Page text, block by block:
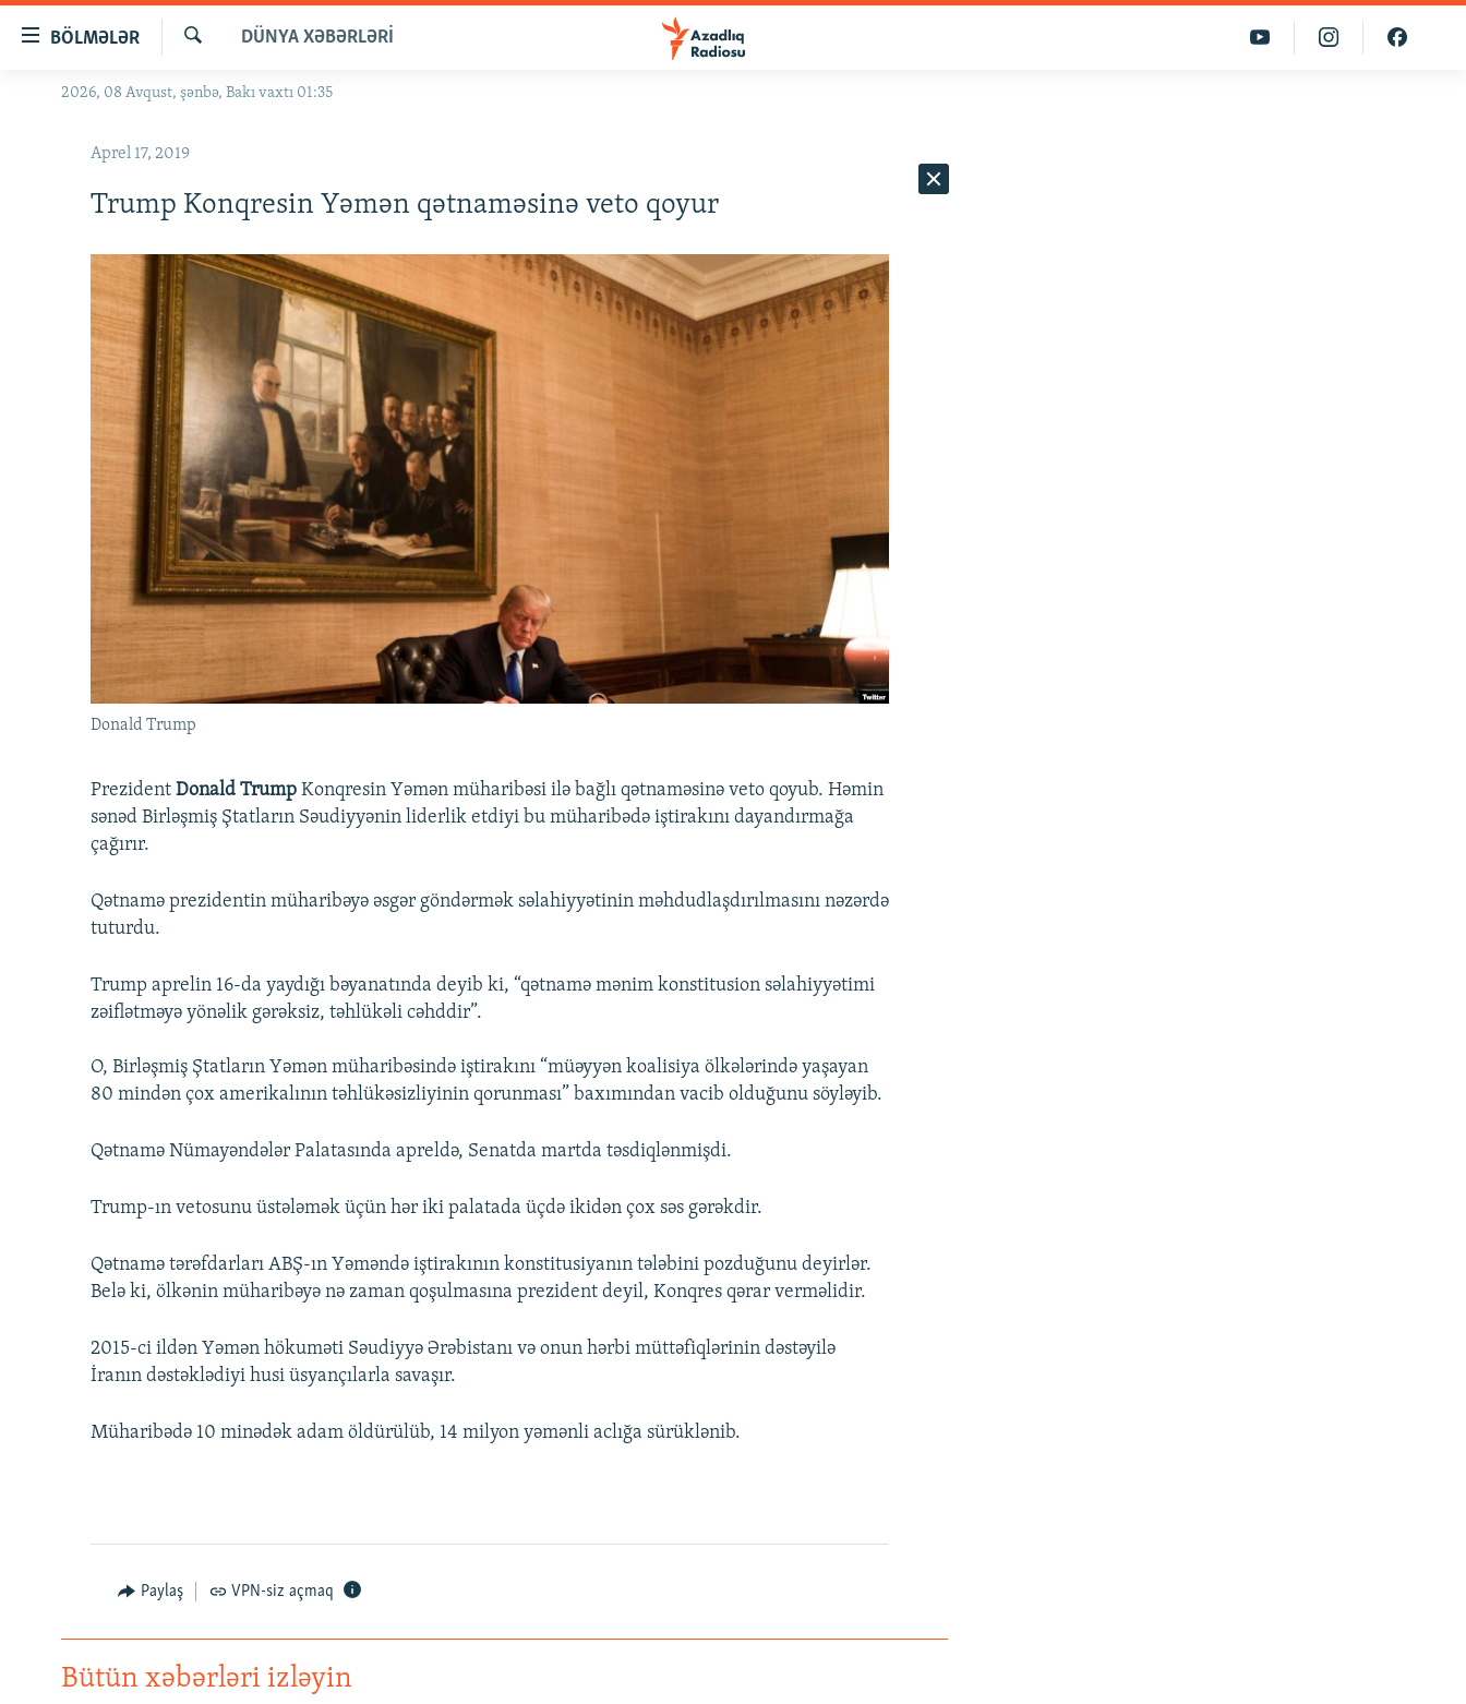
naviqasiyaya
BÖLMƏLƏR
GÜNDƏM
#ƏSLINDƏ
FƏRQƏ BAX
QANUNI DOĞRU
ARAŞDIRMA
MULTIMEDIA
FOTOQALEREYA
İNFOQRAFIKA
KARIKATURA
AZƏRBAYCAN ƏDƏBIYYATI KITABXANASI
İSLAM VƏ DEMOKRATIYA
İZ - MƏDƏNIYYƏT PROQRAMI
HAQQIMIZDA
MISSIYAMIZ
PEŞƏ ETIKASI VƏ JURNALISTIKA
STANDARTLARIMIZ
MATERIALLARIMIZDAN ISTIFADƏ
AZADLIQRADIOSU MOBIL TELEFONUNUZDA
Axtar
DÜNYA XƏBƏRLƏRI
2026, 08 Avqust, şənbə, Bakı vaxtı 01:35
Aprel 17, 2019
Trump Konqresin Yəmən qətnaməsinə veto qoyur
Donald Trump
Prezident Donald Trump Konqresin Yəmən müharibəsi ilə bağlı qətnaməsinə veto qoyub. Həmin
sənəd Birləşmiş Ştatların Səudiyyənin liderlik etdiyi bu müharibədə iştirakını dayandırmağa
çağırır.
Qətnamə prezidentin müharibəyə əsgər göndərmək səlahiyyətinin məhdudlaşdırılmasını nəzərdə
tuturdu.
Trump aprelin 16-da yaydığı bəyanatında deyib ki, “qətnamə mənim konstitusion səlahiyyətimi
zəiflətməyə yönəlik gərəksiz, təhlükəli cəhddir”.
O, Birləşmiş Ştatların Yəmən müharibəsində iştirakını “müəyyən koalisiya ölkələrində yaşayan
80 mindən çox amerikalının təhlükəsizliyinin qorunması” baxımından vacib olduğunu söyləyib.
Qətnamə Nümayəndələr Palatasında apreldə, Senatda martda təsdiqlənmişdi.
Trump-ın vetosunu üstələmək üçün hər iki palatada üçdə ikidən çox səs gərəkdir.
Qətnamə tərəfdarları ABŞ-ın Yəməndə iştirakının konstitusiyanın tələbini pozduğunu deyirlər.
Belə ki, ölkənin müharibəyə nə zaman qoşulmasına prezident deyil, Konqres qərar verməlidir.
2015-ci ildən Yəmən hökuməti Səudiyyə Ərəbistanı və onun hərbi müttəfiqlərinin dəstəyilə
İranın dəstəklədiyi husi üsyançılarla savaşır.
Müharibədə 10 minədək adam öldürülüb, 14 milyon yəmənli aclığa sürüklənib.
Paylaş VPN-siz açmaq
Bütün xəbərləri izləyin